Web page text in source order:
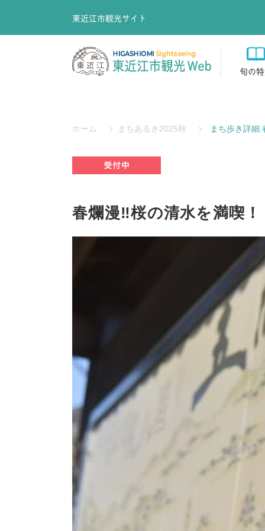
東近江市観光サイト
旬の
ホーム まちあるき2025秋 まち歩き詳細
春爛漫‼桜の清水を満喫！